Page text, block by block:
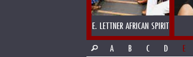
E. LETTNER AFRICAN SPIRIT
A
B C D E